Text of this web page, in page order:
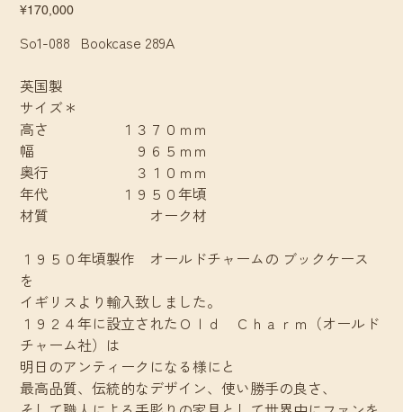
Price
¥170,000
So1-088 Bookcase 289A
英国製
サイズ＊
高さ １３７０ｍｍ
幅 ９６５ｍｍ
奥行 ３１０ｍｍ
年代 １９５０年頃
材質 オーク材
１９５０年頃製作 オールドチャームの ブックケース
を
イギリスより輸入致しました。
１９２４年に設立されたＯｌｄ Ｃｈａｒｍ（オールド
チャーム社）は
明日のアンティークになる様にと
最高品質、伝統的なデザイン、使い勝手の良さ、